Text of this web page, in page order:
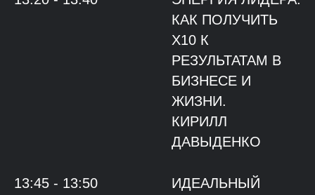
КАК ПОЛУЧИТЬ
Х10 К
РЕЗУЛЬТАТАМ В
БИЗНЕСЕ И
ЖИЗНИ.
КИРИЛЛ
ДАВЫДЕНКО
13:45 - 13:50
ИДЕАЛЬНЫЙ